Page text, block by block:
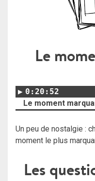
Le
0:20:52
Le moment
Un peu de nostalgie :
moment le plus
Les